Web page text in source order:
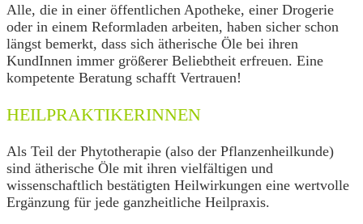
Alle, die in einer öffentlichen Apotheke, einer Drogerie
oder in einem Reformladen arbeiten, haben sicher schon
längst bemerkt, dass sich ätherische Öle bei ihren
KundInnen immer größerer Beliebtheit erfreuen. Eine
kompetente Beratung schafft Vertrauen!
HEILPRAKTIKERINNEN
Als Teil der Phytotherapie (also der Pflanzenheilkunde)
sind ätherische Öle mit ihren vielfältigen und
wissenschaftlich bestätigten Heilwirkungen eine wertvolle
Ergänzung für jede ganzheitliche Heilpraxis.